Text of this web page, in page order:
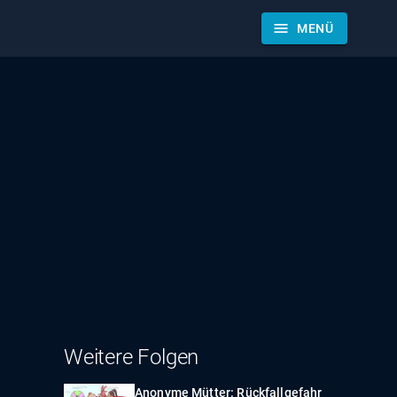
menu MENÜ
Weitere Folgen
Anonyme Mütter: Rückfallgefahr